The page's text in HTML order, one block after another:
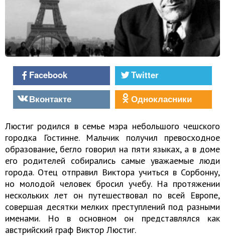
Facebook
Twitter
Вконтакте
Однокласники
Люстиг родился в семье мэра небольшого чешского
городка Гостинне. Мальчик получил превосходное
образование, бегло говорил на пяти языках, а в доме
его родителей собирались самые уважаемые люди
города. Отец отправил Виктора учиться в Сорбонну,
но молодой человек бросил учебу. На протяжении
нескольких лет он путешествовал по всей Европе,
совершая десятки мелких преступлений под разными
именами. Но в основном он представлялся как
австрийский граф Виктор Люстиг.